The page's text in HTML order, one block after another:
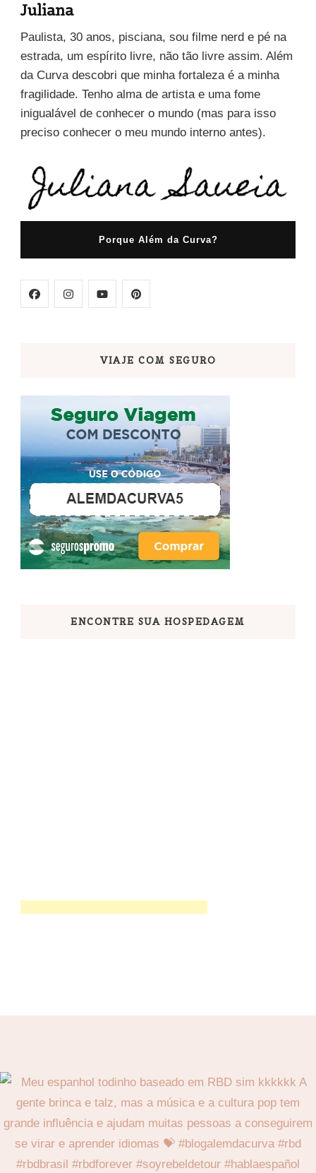
Juliana
Paulista, 30 anos, pisciana, sou filme nerd e pé na
estrada, um espírito livre, não tão livre assim. Além
da Curva descobri que minha fortaleza é a minha
fragilidade. Tenho alma de artista e uma fome
inigualável de conhecer o mundo (mas para isso
preciso conhecer o meu mundo interno antes).
Porque Além da Curva?
VIAJE COM SEGURO
ENCONTRE SUA HOSPEDAGEM